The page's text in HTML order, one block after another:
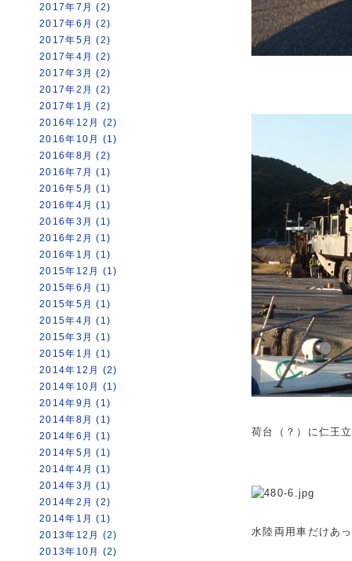
2017年7月 (2)
2017年6月 (2)
2017年5月 (2)
2017年4月 (2)
2017年3月 (2)
2017年2月 (2)
2017年1月 (2)
2016年12月 (2)
2016年10月 (1)
2016年8月 (2)
2016年7月 (1)
2016年5月 (1)
2016年4月 (1)
2016年3月 (1)
2016年2月 (1)
2016年1月 (1)
2015年12月 (1)
2015年6月 (1)
2015年5月 (1)
2015年4月 (1)
2015年3月 (1)
2015年1月 (1)
2014年12月 (2)
2014年10月 (1)
2014年9月 (1)
2014年8月 (1)
2014年6月 (1)
2014年5月 (1)
2014年4月 (1)
2014年3月 (1)
2014年2月 (2)
2014年1月 (1)
2013年12月 (2)
2013年10月 (2)
荷台（？）に仁王
水陸両用車だけあ